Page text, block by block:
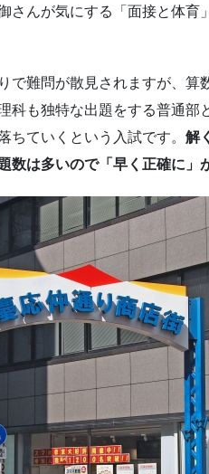
さんが気にする「面接と体育
で難問が散見されますが、算
科も独特な出題をする普通部
ちていくという入試です。 解
数は多いので「早く正確に」